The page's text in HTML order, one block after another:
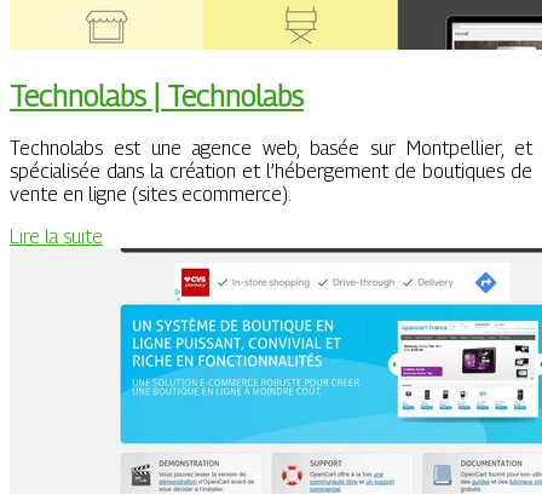
Technolabs | Technolabs
Technolabs est une agence web, basée sur Montpellier, et
spécialisée dans la création et l’hébergement de boutiques de
vente en ligne (sites ecommerce).
Lire la suite